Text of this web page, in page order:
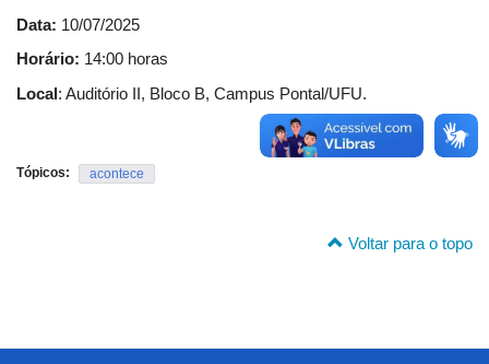
Data: 10/07/2025
Horário: 14:00 horas
Local: Auditório II, Bloco B, Campus Pontal/UFU.
Tópicos: acontece
Voltar para o topo